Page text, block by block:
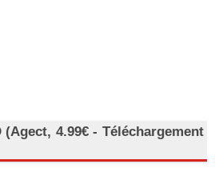
4.99€ - Téléchargement